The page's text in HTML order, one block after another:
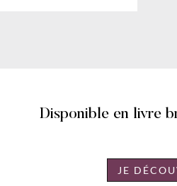
Disponible en livre
JE